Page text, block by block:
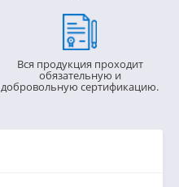
Вся продукция проходит
обязательную и
добровольную сертификацию.